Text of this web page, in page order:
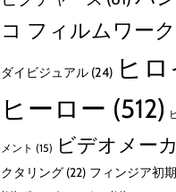
コ フィルムワー
ダイビジュアル (24) ヒ
ヒーロー (512)
メント (15) ビデオメー
クタリング (22) フィンジア初